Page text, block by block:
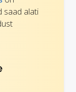
saad alati